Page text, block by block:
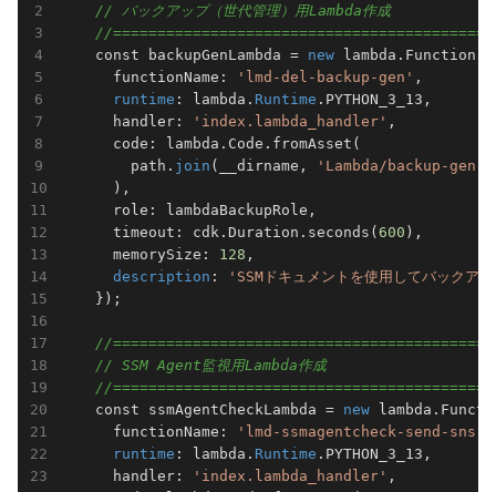
// バックアップ（世代管理）用Lambda作成
//
    const backupGenLambda =
new lambda.Function(
      functionName:
'lmd-del-backup-gen'
runtime : lambda. Runtime
      handler:
'index.lambda_handler'
code:
        path.
join (__dirname, 'Lambda/backup-gen'
      ),
role:
      timeout: cdk.Duration.seconds(
600
      memorySize:
128
description :
'SSMドキュメントを使用してバックア
    });
//===========================================
// SSM Agent監視用Lambda作成
//
    const ssmAgentCheckLambda =
new
      functionName:
'lmd-ssmagentcheck-send-sns'
runtime : lambda. Runtime
      handler:
'index.lambda_handler'